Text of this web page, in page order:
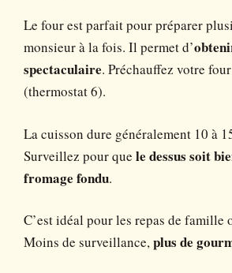
Le four est parfait pour préparer
monsieur à la fois. Il permet d’
spectaculaire. Préchauffez votre
(thermostat 6).
La cuisson dure généralement 10 à
Surveillez pour que le dessus soit
fromage fondu.
C’est idéal pour les repas de famille
Moins de surveillance,plus de